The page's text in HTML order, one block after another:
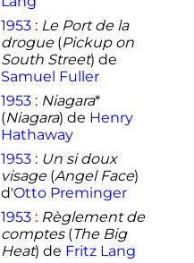
1953 : Le Port de la
drogue(Pickup on
South Street) de
Samuel Fuller
1953 : Niagara*
(Niagara) de Henry
Hathaway
1953 : Un si doux
visage(Angel Face)
d'Otto Preminger
1953 : Règlement de
comptes(The Big
Heat) de Fritz Lang